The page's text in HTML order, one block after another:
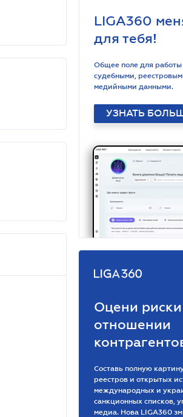
LIGA360
для тебя!
Общее поле для
судебными,
медийными данными.
УЗНАТЬ
Оцени
отношении
Составь полную
реестров и открытых
международных и
санкционных списков,
медиа. Нова LIGA360